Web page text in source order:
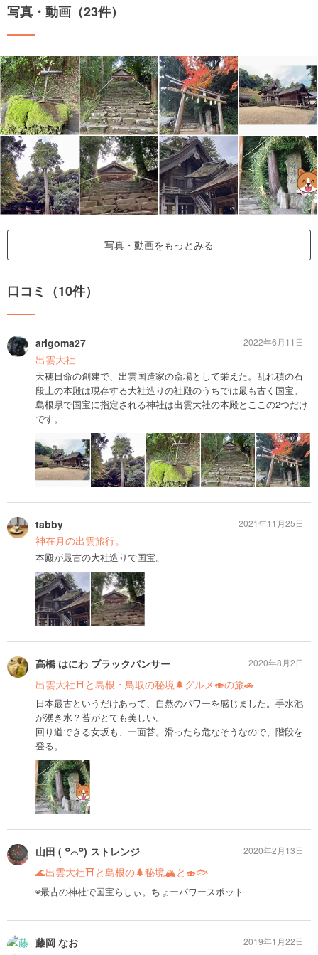
写真・動画（23件）
写真・動画をもっとみる
口コミ（10件）
arigoma27
出雲大社
天穂日命の創建で、出雲国造家の斎場として栄えた。乱れ積の石
段上の本殿は現存する大社造りの社殿のうちでは最も古く国宝。
島根県で国宝に指定される神社は出雲大社の本殿とここの2つだけ
です。
2022年6月11日
tabby
神在月の出雲旅行。
本殿が最古の大社造りで国宝。
2021年11月25日
高橋 はにわ ブラックパンサー
出雲大社⛩と島根・鳥取の秘境🌲グルメ🍣の旅🚗
日本最古というだけあって、自然のパワーを感じました。手水池
が湧き水？苔がとても美しい。
回り道できる女坂も、一面苔。滑ったら危なそうなので、階段を
登る。
2020年8月2日
山田 ( ꒪⌓꒪) ストレンジ
🌊出雲大社⛩と島根の🌲秘境🏔と🍣🐟
◉最古の神社で国宝らしぃ。ちょーパワースポット
2020年2月13日
藤岡 なお
2019年1月22日